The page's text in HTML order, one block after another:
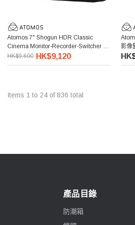
Atomos 7" Shogun HDR Classic
Cinema Monitor-Recorder-Switcher 影
像監視記錄器
HK$9,600 HK$9,120
影像
Items 1 to 24 of 836 total
產品目錄
防潮箱